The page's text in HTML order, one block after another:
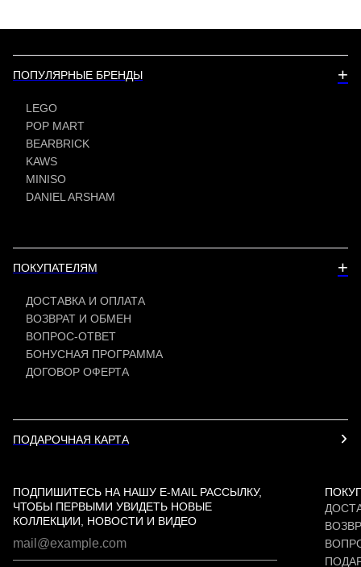
ПОПУЛЯРНЫЕ БРЕНДЫ +
LEGO
POP MART
BEARBRICK
KAWS
MINISO
DANIEL ARSHAM
ПОКУПАТЕЛЯМ +
ДОСТАВКА И ОПЛАТА
ВОЗВРАТ И ОБМЕН
ВОПРОС-ОТВЕТ
БОНУСНАЯ ПРОГРАММА
ДОГОВОР ОФЕРТА
ПОДАРОЧНАЯ КАРТА
ПОДПИШИТЕСЬ НА НАШУ E-MAIL РАССЫЛКУ,
ЧТОБЫ ПЕРВЫМИ УВИДЕТЬ НОВЫЕ
КОЛЛЕКЦИИ, НОВОСТИ И ВИДЕО